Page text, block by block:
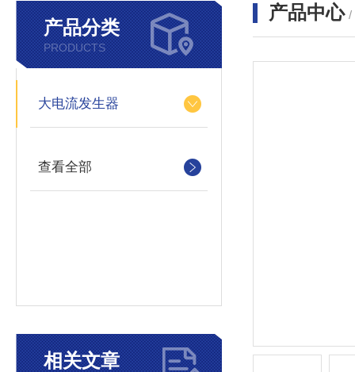
产品分类
PRODUCTS
大电流发生器
查看全部
相关文章
产品中心 /